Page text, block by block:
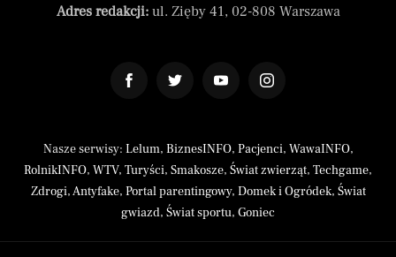
Adres redakcji:ul. Zięby 41, 02-808 Warszawa
Nasze serwisy: Lelum, BiznesINFO, Pacjenci, WawaINFO,
RolnikINFO, WTV, Turyści, Smakosze, Świat zwierząt, Techgame,
Zdrogi,Antyfake, Portal parentingowy, Domek i Ogródek, Świat
gwiazd, Świat sportu, Goniec